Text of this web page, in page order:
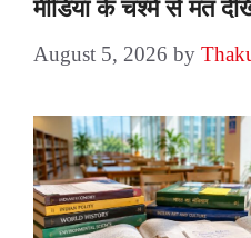
मीडिया के चश्मे से मत
August 5, 2026 by